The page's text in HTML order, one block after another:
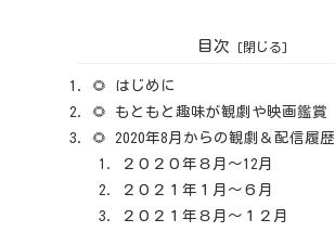
目次
🌻 はじめに
🌻 もともと趣味が観劇や映画鑑賞
🌻 2020年8月からの観劇＆配信履歴
２０２０年８月～12月
２０２１年１月～６月
２０２１年８月～１２月